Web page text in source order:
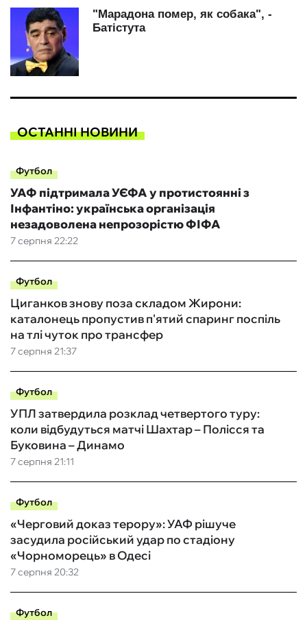
ОСТАННІ НОВИНИ
Футбол
7 серпня 22:22
УАФ підтримала УЄФА у протистоянні з
Інфантіно: українська організація
незадоволена непрозорістю ФІФА
Футбол
7 серпня 21:37
Циганков знову поза складом Жирони:
каталонець пропустив п'ятий спаринг поспіль
на тлі чуток про трансфер
Футбол
7 серпня 21:11
УПЛ затвердила розклад четвертого туру:
коли відбудуться матчі Шахтар – Полісся та
Буковина – Динамо
Футбол
7 серпня 20:32
«Черговий доказ терору»: УАФ рішуче
засудила російський удар по стадіону
«Чорноморець» в Одесі
Футбол